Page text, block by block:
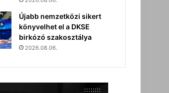
Újabb nemzetközi sikert
könyvelhet el a DKSE
birkózó szakosztálya
2026.08.06.